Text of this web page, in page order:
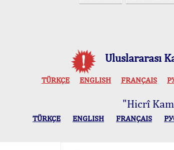
Uluslararası
TÜRKÇE ENGLISH FRANÇAIS
"Hicrî
TÜRKÇE ENGLISH FRANÇAIS